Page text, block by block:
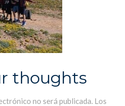
thoughts
no será publicada. Los